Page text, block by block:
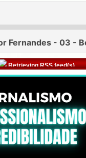
Retrieving RSS feed(s)